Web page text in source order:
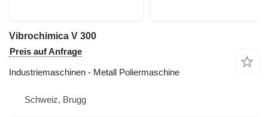
Vibrochimica V 300
Preis auf Anfrage
Industriemaschinen - Metall Poliermaschine
Schweiz, Brugg